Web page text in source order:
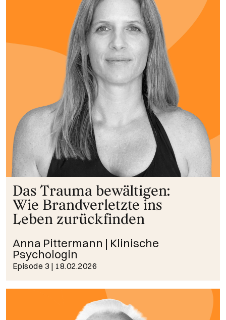
Das Trauma bewältigen:
Wie Brandverletzte ins
Leben zurückfinden
Anna Pittermann | Klinische
Psychologin
Episode 3 | 18.02.2026